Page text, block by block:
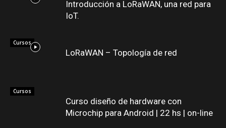
Introducción a LoRaWAN, una red para
IoT.
Cursos
LoRaWAN – Topología de red
Cursos
Curso diseño de hardware con
Microchip para Android | 22 hs | on-line